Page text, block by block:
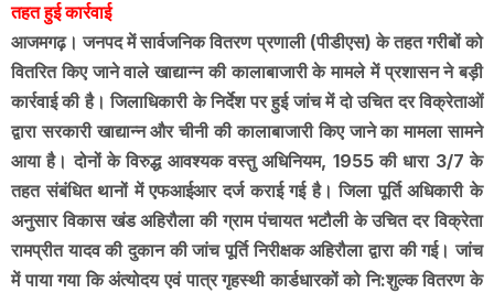
तहत हुई कार्रवाई
आजमगढ़। जनपद में सार्वजनिक वितरण प्रणाली (पीडीएस) के तहत गरीबों को
वितरित किए जाने वाले खाद्यान्न की कालाबाजारी के मामले में प्रशासन ने बड़ी
कार्रवाई की है। जिलाधिकारी के निर्देश पर हुई जांच में दो उचित दर विक्रेताओं
द्वारा सरकारी खाद्यान्न और चीनी की कालाबाजारी किए जाने का मामला सामने
आया है। दोनों के विरुद्ध आवश्यक वस्तु अधिनियम, 1955 की धारा 3/7 के
तहत संबंधित थानों में एफआईआर दर्ज कराई गई है। जिला पूर्ति अधिकारी के
अनुसार विकास खंड अहिरौला की ग्राम पंचायत भटौली के उचित दर विक्रेता
रामप्रीत यादव की दुकान की जांच पूर्ति निरीक्षक अहिरौला द्वारा की गई। जांच
में पाया गया कि अंत्योदय एवं पात्र गृहस्थी कार्डधारकों को नि:शुल्क वितरण के